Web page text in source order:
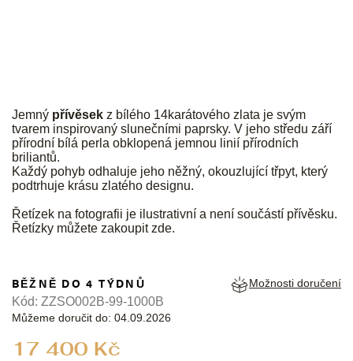
Jemný přívěsek z bílého 14karátového zlata je svým
tvarem inspirovaný slunečními paprsky. V jeho středu září
přírodní bílá perla obklopená jemnou linií přírodních
briliantů.
Každý pohyb odhaluje jeho něžný, okouzlující třpyt, který
podtrhuje krásu zlatého designu.
Řetízek na fotografii je ilustrativní a není součástí přívěsku.
Řetízky můžete zakoupitzde.
17 400 Kč
BĚŽNĚ DO 4 TÝDNŮ
Můžeme doručit do: 04.09.2026
Možnosti doručení
Kód: ZZSO002B-99-1000B